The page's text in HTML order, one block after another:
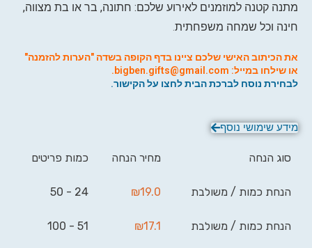
מתנה קטנה למוזמנים לאירוע שלכם: חתונה, בר או בת מצווה,
חינה וכל שמחה משפחתית.
את הכיתוב האישי שלכם ציינו בדף הקופה בשדה "הערות להזמנה"
או שילחו במייל: bigben.gifts@gmail.com
.
לבחירת נוסח לברכת הבית לחצו על הקישור.
מידע שימושי נוסף
סוג הנחה מחיר הנחה כמות פריטים
הנחת כמות / משולבת ₪19.0
24 - 50
הנחת כמות / משולבת ₪17.1
51 - 100